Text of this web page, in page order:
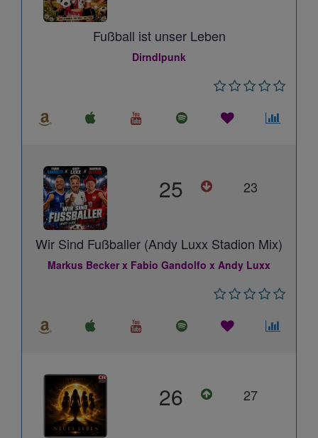
Fußball ist unser Leben
Dirndlpunk
25 23
Wir Sind Fußballer (Andy Luxx Stadion Mix)
Markus Becker x Fabio Gandolfo x Andy Luxx
26 27